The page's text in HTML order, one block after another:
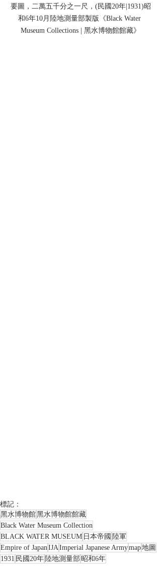
要圖，二萬五千分之一尺，(民國20年|1931)昭
和6年10月陸地測量部製版《Black Water
Museum Collections | 黑水博物館館藏》
標記：
黑水博物館黑水博物館館藏
Black Water Museum Collection
BLACK WATER MUSEUM 日本帝國 陸軍
Empire of Japan IJA Imperial Japanese Armymap地圖
1931 民國20年 陸地測量部 昭和6年